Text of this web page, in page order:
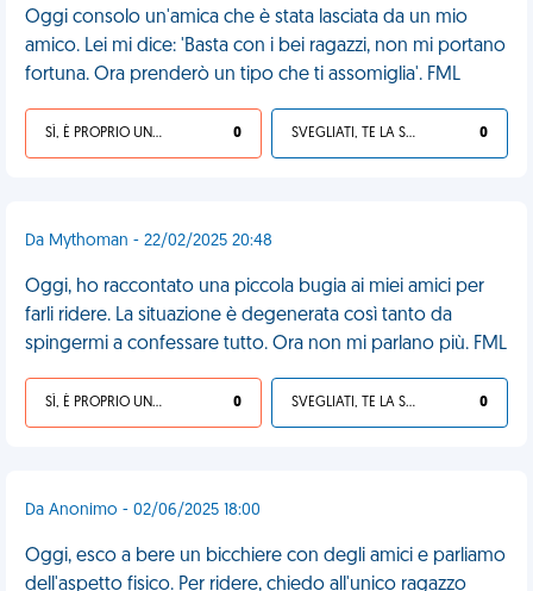
Oggi consolo un'amica che è stata lasciata da un mio
amico. Lei mi dice: 'Basta con i bei ragazzi, non mi portano
fortuna. Ora prenderò un tipo che ti assomiglia'. FML
SÌ, È PROPRIO UNA VDM! 0 SVEGLIATI, TE LA SEI CERCATA! 0
Da Mythoman - 22/02/2025 20:48
Oggi, ho raccontato una piccola bugia ai miei amici per
farli ridere. La situazione è degenerata così tanto da
spingermi a confessare tutto. Ora non mi parlano più. FML
SÌ, È PROPRIO UNA VDM! 0 SVEGLIATI, TE LA SEI CERCATA! 0
Da Anonimo - 02/06/2025 18:00
Oggi, esco a bere un bicchiere con degli amici e parliamo
dell'aspetto fisico. Per ridere, chiedo all'unico ragazzo